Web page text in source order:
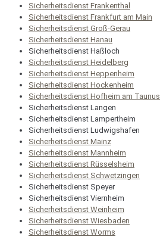
Sicherheitsdienst Frankenthal
Sicherheitsdienst Frankfurt am Main
Sicherheitsdienst Groß-Gerau
Sicherheitsdienst Hanau
Sicherheitsdienst Haßloch
Sicherheitsdienst Heidelberg
Sicherheitsdienst Heppenheim
Sicherheitsdienst Hockenheim
Sicherheitsdienst Hofheim am Taunus
Sicherheitsdienst Langen
Sicherheitsdienst Lampertheim
Sicherheitsdienst Ludwigshafen
Sicherheitsdienst Mainz
Sicherheitsdienst Mannheim
Sicherheitsdienst Rüsselsheim
Sicherheitsdienst Schwetzingen
Sicherheitsdienst Speyer
Sicherheitsdienst Viernheim
Sicherheitsdienst Weinheim
Sicherheitsdienst Wiesbaden
Sicherheitsdienst Worms